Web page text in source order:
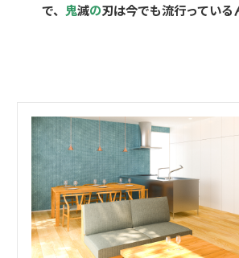
で、 鬼滅の刃は今でも流行っている